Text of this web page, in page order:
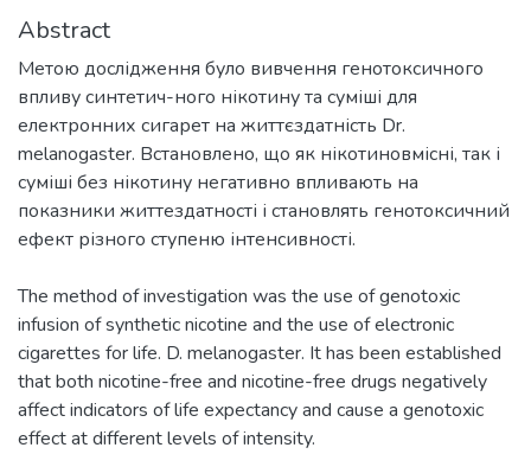
Abstract
Метою дослідження було вивчення генотоксичного
впливу синтетич-ного нікотину та суміші для
електронних сигарет на життєздатність Dr.
melanogaster. Встановлено, що як нікотиновмісні, так і
суміші без нікотину негативно впливають на
показники життездатності і становлять генотоксичний
The method of investigation was the use of genotoxic
infusion of synthetic nicotine and the use of electronic
cigarettes for life. D. melanogaster. It has been established
that both nicotine-free and nicotine-free drugs negatively
affect indicators of life expectancy and cause a genotoxic
effect at different levels of intensity.